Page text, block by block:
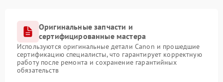
Оригинальные запчасти и
сертифицированные мастера
Используются оригинальные детали Canon и прошедшие
сертификацию специалисты, что гарантирует корректную
работу после ремонта и сохранение гарантийных
обязательств